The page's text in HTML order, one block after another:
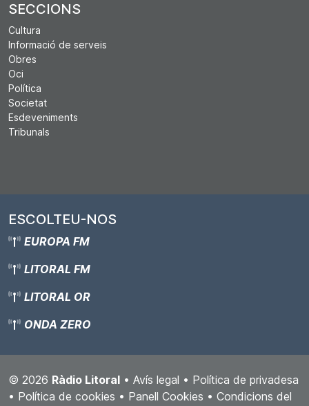
SECCIONS
Cultura
Informació de serveis
Obres
Oci
Política
Societat
Esdeveniments
Tribunals
ESCOLTEU-NOS
EUROPA FM
LITORAL FM
LITORAL OR
ONDA ZERO
© 2026 Ràdio Litoral • Avís legal • Política de privadesa
• Política de cookies • Panell Cookies • Condicions del